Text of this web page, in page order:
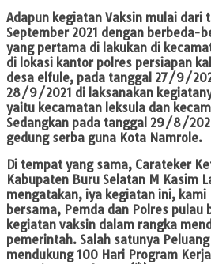
Adapun kegiatan Vaksin mulai dari
September 2021 dengan berbeda-
yang pertama di lakukan di
di lokasi kantor polres persiapan
desa elfule, pada tanggal 27/9/
28/9/2021 di laksanakan
yaitu kecamatan leksula dan
Sedangkan pada tanggal 29/8/
gedung serba guna Kota Namrole.
Di tempat yang sama, Carateker
Kabupaten Buru Selatan M Kasim
mengatakan, iya kegiatan ini, kami
bersama, Pemda dan Polres pulau
kegiatan vaksin dalam rangka
pemerintah. Salah satunya
mendukung 100 Hari Program